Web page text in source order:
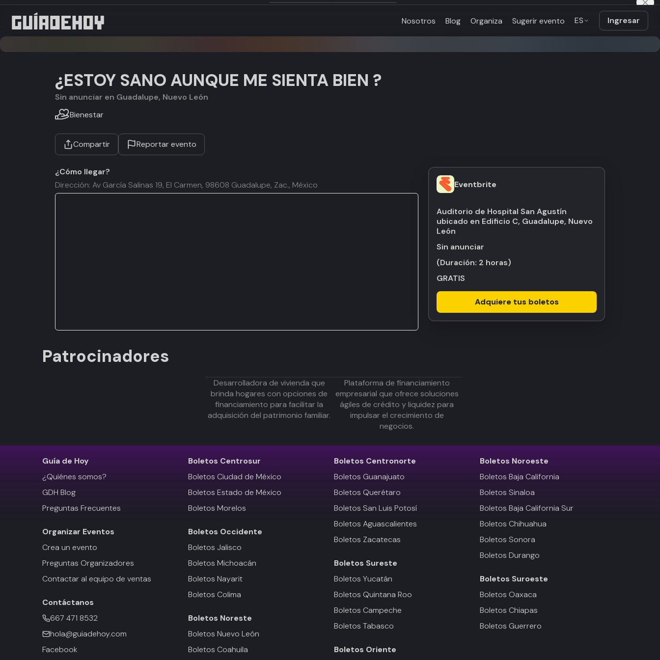
Nosotros Blog Organiza Sugerir evento ES Ingresar
¿ESTOY SANO AUNQUE ME SIENTA BIEN ?
Sin anunciar en Guadalupe, Nuevo León
Bienestar
Compartir Reportar evento
Eventbrite
Auditorio de Hospital San Agustín
ubicado en Edificio C, Guadalupe, Nuevo
León
Sin anunciar
(Duración: 2 horas)
GRATIS
Adquiere tus boletos
¿Cómo llegar?
Dirección: Av García Salinas 19, El Carmen, 98608 Guadalupe, Zac., México
Patrocinadores
Desarrolladora de vivienda que
brinda hogares con opciones de
financiamiento para facilitar la
adquisición del patrimonio familiar.
Plataforma de financiamiento
empresarial que ofrece soluciones
ágiles de crédito y liquidez para
impulsar el crecimiento de
negocios.
Guía de Hoy
¿Quiénes somos?
GDH Blog
Preguntas Frecuentes
Organizar Eventos
Crea un evento
Preguntas Organizadores
Contactar al equipo de ventas
Contáctanos
667 471 8532
hola@guiadehoy.com
Facebook
Boletos Centrosur
Boletos Ciudad de México
Boletos Estado de México
Boletos Morelos
Boletos Occidente
Boletos Jalisco
Boletos Michoacán
Boletos Nayarit
Boletos Colima
Boletos Noreste
Boletos Nuevo León
Boletos Coahuila
Boletos Centronorte
Boletos Guanajuato
Boletos Querétaro
Boletos San Luis Potosí
Boletos Aguascalientes
Boletos Zacatecas
Boletos Sureste
Boletos Yucatán
Boletos Quintana Roo
Boletos Campeche
Boletos Tabasco
Boletos Oriente
Boletos Noroeste
Boletos Baja California
Boletos Sinaloa
Boletos Baja California Sur
Boletos Chihuahua
Boletos Sonora
Boletos Durango
Boletos Suroeste
Boletos Oaxaca
Boletos Chiapas
Boletos Guerrero